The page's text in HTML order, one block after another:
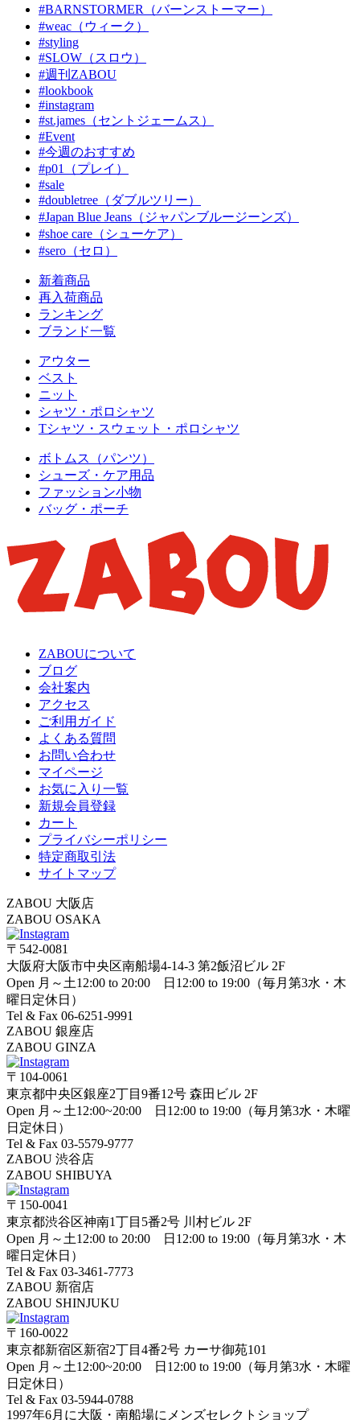
#BARNSTORMER（バーンストーマー）
#weac（ウィーク）
#styling
#SLOW（スロウ）
#週刊ZABOU
#lookbook
#instagram
#st.james（セントジェームス）
#Event
#今週のおすすめ
#p01（プレイ）
#sale
#doubletree（ダブルツリー）
#Japan Blue Jeans（ジャパンブルージーンズ）
#shoe care（シューケア）
#sero（セロ）
新着商品
再入荷商品
ランキング
ブランド一覧
アウター
ベスト
ニット
シャツ・ポロシャツ
Tシャツ・スウェット・ポロシャツ
ボトムス（パンツ）
シューズ・ケア用品
ファッション小物
バッグ・ポーチ
ZABOUについて
ブログ
会社案内
アクセス
ご利用ガイド
よくある質問
お問い合わせ
マイページ
お気に入り一覧
新規会員登録
カート
プライバシーポリシー
特定商取引法
サイトマップ
ZABOU 大阪店
ZABOU OSAKA
〒542-0081
大阪府大阪市中央区南船場4-14-3 第2飯沼ビル 2F
Open 月～土12:00 to 20:00 日12:00 to 19:00（毎月第3水・木
曜日定休日）
Tel & Fax 06-6251-9991
ZABOU 銀座店
ZABOU GINZA
〒104-0061
東京都中央区銀座2丁目9番12号 森田ビル 2F
Open 月～土12:00~20:00 日12:00 to 19:00（毎月第3水・木曜
日定休日）
Tel & Fax 03-5579-9777
ZABOU 渋谷店
ZABOU SHIBUYA
〒150-0041
東京都渋谷区神南1丁目5番2号 川村ビル 2F
Open 月～土12:00 to 20:00 日12:00 to 19:00（毎月第3水・木
曜日定休日）
Tel & Fax 03-3461-7773
ZABOU 新宿店
ZABOU SHINJUKU
〒160-0022
東京都新宿区新宿2丁目4番2号 カーサ御苑101
Open 月～土12:00~20:00 日12:00 to 19:00（毎月第3水・木曜
日定休日）
Tel & Fax 03-5944-0788
1997年6月に大阪・南船場にメンズセレクトショップ